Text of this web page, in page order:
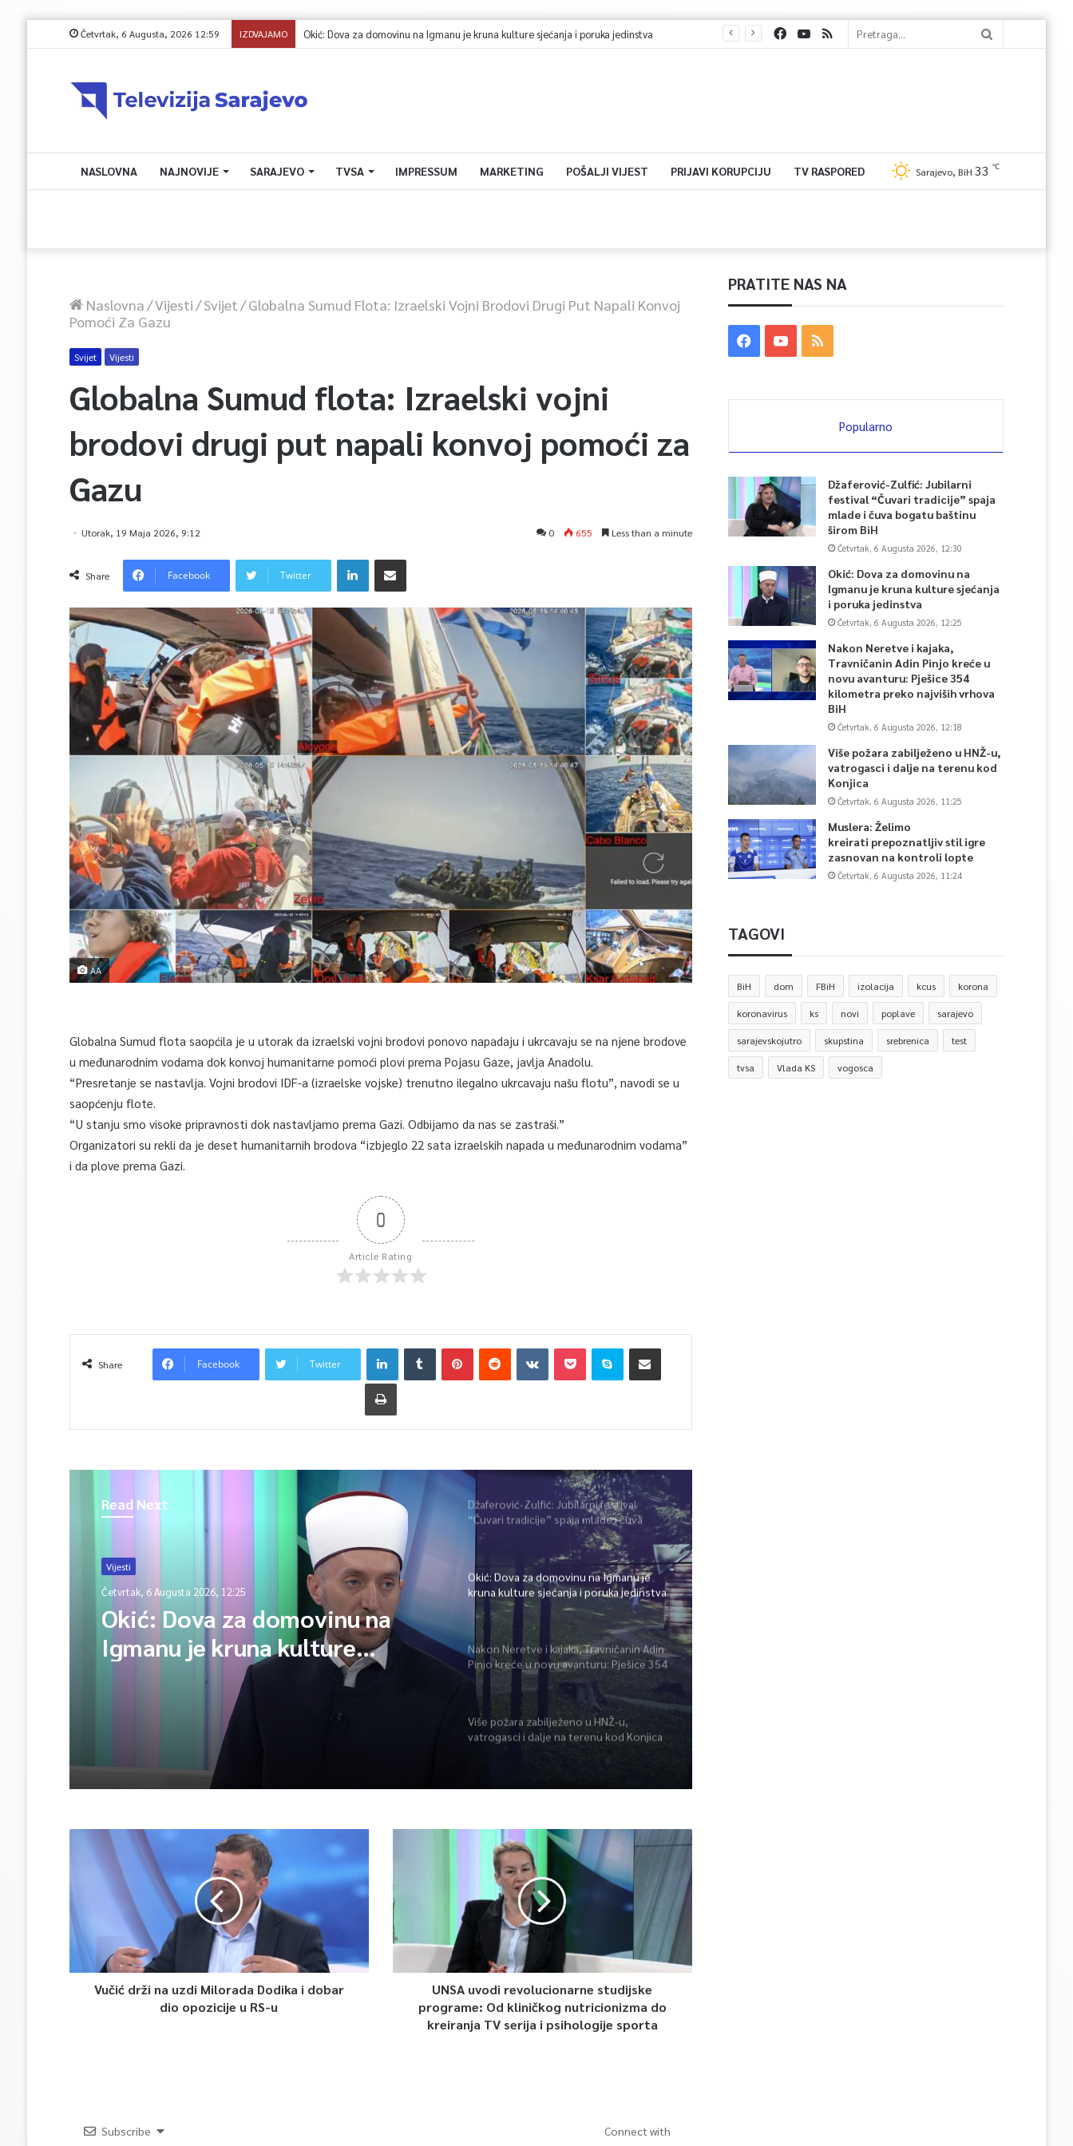
Četvrtak, 6 Augusta, 2026 12:59 IZDVAJAMO Okić: Dova za domovinu na Igmanu je kruna kulture sjećanja i poruka jedinstva
NASLOVNA NAJNOVIJE SARAJEVO TVSA IMPRESSUM MARKETING POŠALJI VIJEST PRIJAVI KORUPCIJU TV RASPORED Sarajevo, BiH 33 ℃
Naslovna/Vijesti/Svijet/Globalna Sumud Flota: Izraelski Vojni Brodovi Drugi Put Napali Konvoj
Pomoći Za Gazu
Svijet Vijesti
Globalna Sumud flota: Izraelski vojni
brodovi drugi put napali konvoj pomoći za
Gazu
Utorak, 19 Maja 2026, 9:12 0 655 Less than a minute
Share Facebook Twitter
AA
Globalna Sumud flota saopćila je u utorak da izraelski vojni brodovi ponovo napadaju i ukrcavaju se na njene brodove
u međunarodnim vodama dok konvoj humanitarne pomoći plovi prema Pojasu Gaze, javlja Anadolu.
“Presretanje se nastavlja. Vojni brodovi IDF-a (izraelske vojske) trenutno ilegalno ukrcavaju našu flotu”, navodi se u
saopćenju flote.
“U stanju smo visoke pripravnosti dok nastavljamo prema Gazi. Odbijamo da nas se zastraši.”
Organizatori su rekli da je deset humanitarnih brodova “izbjeglo 22 sata izraelskih napada u međunarodnim vodama”
i da plove prema Gazi.
0
Article Rating
Share Facebook Twitter
Read Next
Vijesti
Četvrtak, 6 Augusta 2026, 12:25
Okić: Dova za domovinu na
Igmanu je kruna kulture
sjećanja i poruka jedinstva
Džaferović-Zulfić: Jubilarni festival
“Čuvari tradicije” spaja mlade i čuva
bogatu baštinu širom BiH
Okić: Dova za domovinu na Igmanu je
kruna kulture sjećanja i poruka jedinstva
Nakon Neretve i kajaka, Travničanin Adin
Pinjo kreće u novu avanturu: Pješice 354
kilometra preko najviših vrhova BiH
Više požara zabilježeno u HNŽ-u,
vatrogasci i dalje na terenu kod Konjica
Vučić drži na uzdi Milorada Dodika i dobar
dio opozicije u RS-u
UNSA uvodi revolucionarne studijske
programe: Od kliničkog nutricionizma do
kreiranja TV serija i psihologije sporta
Subscribe Connect with
PRATITE NAS NA
Popularno
Džaferović-Zulfić: Jubilarni
festival “Čuvari tradicije” spaja
mlade i čuva bogatu baštinu
širom BiH
Četvrtak, 6 Augusta 2026, 12:30
Okić: Dova za domovinu na
Igmanu je kruna kulture sjećanja
i poruka jedinstva
Četvrtak, 6 Augusta 2026, 12:25
Nakon Neretve i kajaka,
Travničanin Adin Pinjo kreće u
novu avanturu: Pješice 354
kilometra preko najviših vrhova
BiH
Četvrtak, 6 Augusta 2026, 12:18
Više požara zabilježeno u HNŽ-u,
vatrogasci i dalje na terenu kod
Konjica
Četvrtak, 6 Augusta 2026, 11:25
Muslera: Želimo
kreirati prepoznatljiv stil igre
zasnovan na kontroli lopte
Četvrtak, 6 Augusta 2026, 11:24
TAGOVI
BiH dom FBiH izolacija kcus korona
koronavirus ks novi poplave sarajevo
sarajevskojutro skupstina srebrenica test
tvsa Vlada KS vogosca